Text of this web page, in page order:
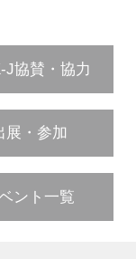
J協賛・協力
展・参加
ント一覧